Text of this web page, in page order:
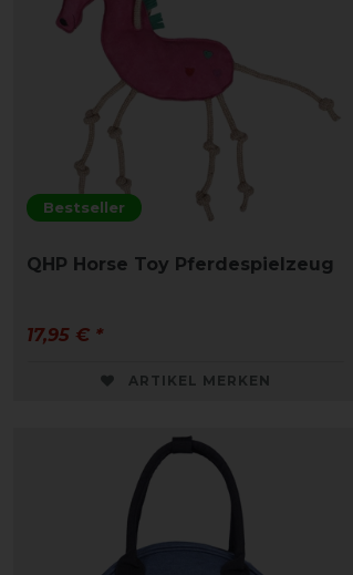
Bestseller
QHP Horse Toy Pferdespielzeug
17,95 € *
ARTIKEL MERKEN